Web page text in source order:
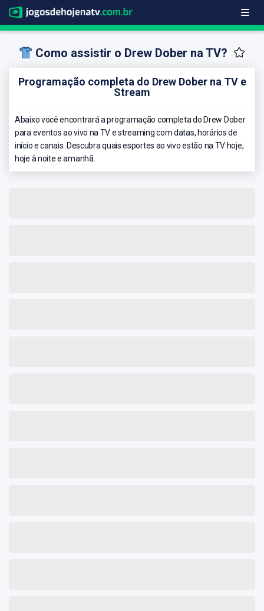
Como assistir o Drew Dober na TV?
Programação completa do Drew Dober na TV e
Stream
Abaixo você encontrará a programação completa do Drew Dober
para eventos ao vivo na TV e streaming com datas, horários de
início e canais. Descubra quais esportes ao vivo estão na TV hoje,
hoje à noite e amanhã.